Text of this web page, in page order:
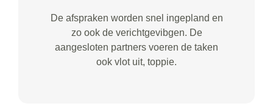
De afspraken worden snel ingepland en
zo ook de verichtgevibgen. De
aangesloten partners voeren de taken
ook vlot uit, toppie.